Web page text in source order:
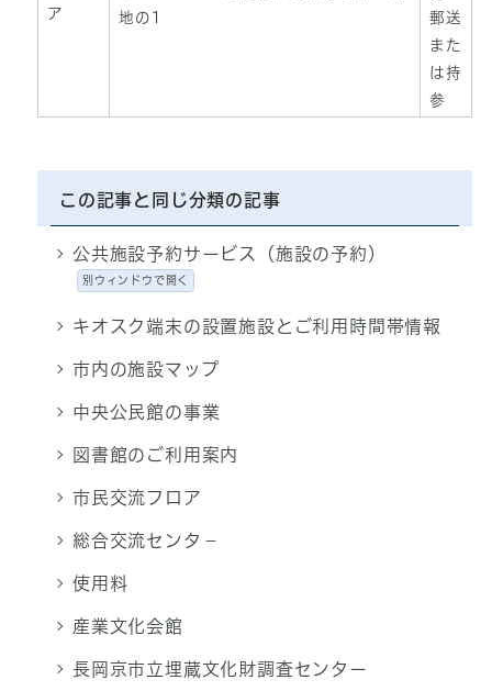
ア
地の1
郵送
また
は持
参
この記事と同じ分類の記事
公共施設予約サービス（施設の予約）
別ウィンドウで開く
キオスク端末の設置施設とご利用時間帯情報
市内の施設マップ
中央公民館の事業
図書館のご利用案内
市民交流フロア
総合交流センタ－
使用料
産業文化会館
長岡京市立埋蔵文化財調査センター